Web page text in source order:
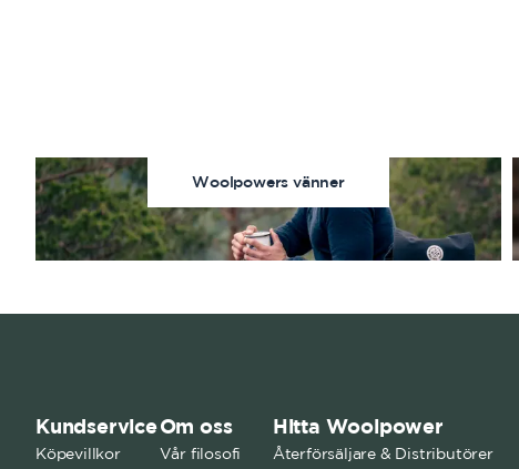
Woolpowers vänner
Kundservice
Köpevillkor
Om oss
Vår filosofi
Hitta Woolpower
Återförsäljare & Distributörer